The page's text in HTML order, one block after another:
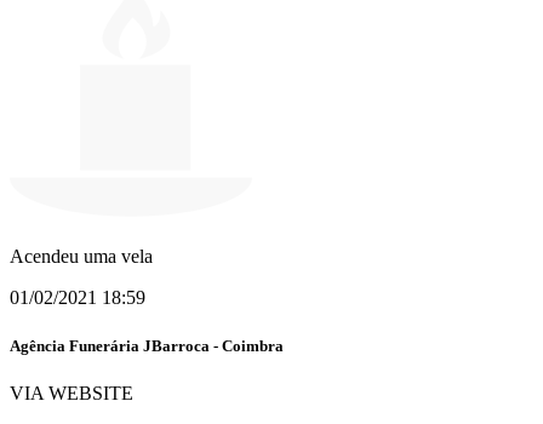
Acendeu uma vela
01/02/2021 18:59
Agência Funerária JBarroca - Coimbra
VIA WEBSITE